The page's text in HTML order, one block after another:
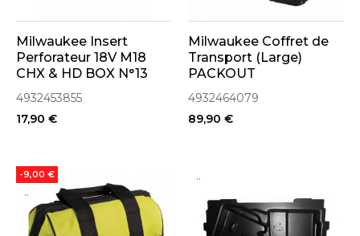
Milwaukee Insert
Perforateur 18V M18
CHX & HD BOX N°13
(4932453855)
4932453855
17,90 €
Milwaukee Coffret de
Transport (Large)
PACKOUT
(4932464079)
4932464079
89,90 €
..
-9,00 € ..